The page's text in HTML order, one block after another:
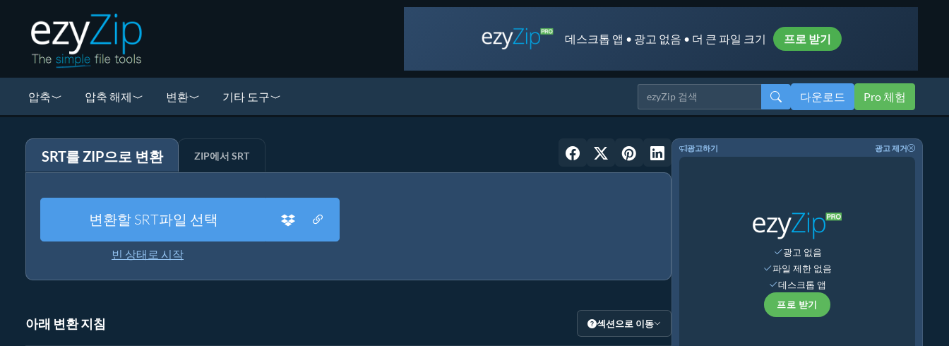
데스크톱 앱 • 광고 없음 • 더 큰 파일 크기 프로 받기
압축 압축 해제 변환 기타 도구 다운로드 Pro 체험
SRT를 ZIP으로 변환 ZIP에서 SRT
변환할 SRT파일 선택
빈 상태로 시작
아래 변환 지침 섹션으로 이동
광고하기 광고 제거
광고 없음
파일 제한 없음
데스크톱 앱
프로 받기